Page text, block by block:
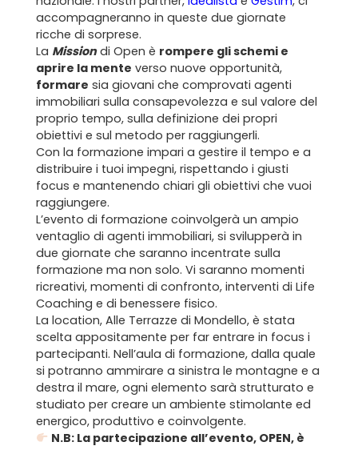
accompagneranno in queste due giornate
ricche di sorprese.
La Missiondi Open è rompere gli schemi e
aprire la mente verso nuove opportunità,
formare sia giovani che comprovati agenti
immobiliari sulla consapevolezza e sul valore del
proprio tempo, sulla definizione dei propri
obiettivi e sul metodo per raggiungerli.
Con la formazione impari a gestire il tempo e a
distribuire i tuoi impegni, rispettando i giusti
focus e mantenendo chiari gli obiettivi che vuoi
raggiungere.
L’evento di formazione coinvolgerà un ampio
ventaglio di agenti immobiliari, si svilupperà in
due giornate che saranno incentrate sulla
formazione ma non solo. Vi saranno momenti
ricreativi, momenti di confronto, interventi di Life
Coaching e di benessere fisico.
La location, Alle Terrazze di Mondello, è stata
scelta appositamente per far entrare in focus i
partecipanti. Nell’aula di formazione, dalla quale
si potranno ammirare a sinistra le montagne e a
destra il mare, ogni elemento sarà strutturato e
studiato per creare un ambiente stimolante ed
energico, produttivo e coinvolgente.
N.B: La partecipazione all’evento, OPEN, è